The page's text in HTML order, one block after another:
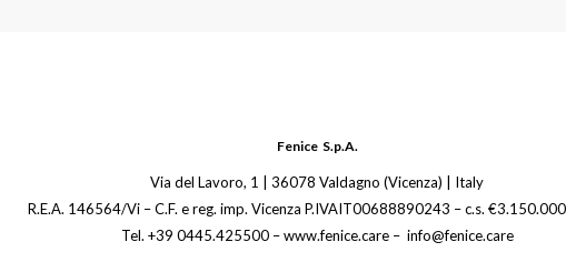
Fenice S.p.A.
Via del Lavoro, 1 | 36078 Valdagno (Vicenza) | Italy
R.E.A. 146564/Vi – C.F. e reg. imp. Vicenza P.IVAIT00688890243 – c.s.
Tel. +39 0445.425500 – www.fenice.care – info@fenice.care